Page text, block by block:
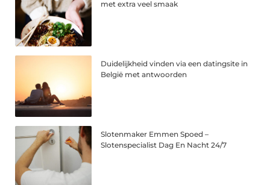
met extra veel smaak
Duidelijkheid vinden via een datingsite in
België met antwoorden
Slotenmaker Emmen Spoed –
Slotenspecialist Dag En Nacht 24/7